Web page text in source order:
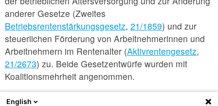
anderer Gesetze (Zweites
Betriebsrentenstärkungsgesetz, 21/1859) und zur
steuerlichen Förderung von Arbeitnehmerinnen und
Arbeitnehmern im Rentenalter (Aktivrentengesetz,
21/2673) zu. Beide Gesetzentwürfe wurden mit
Koalitionsmehrheit angenommen.
Quellen:
English